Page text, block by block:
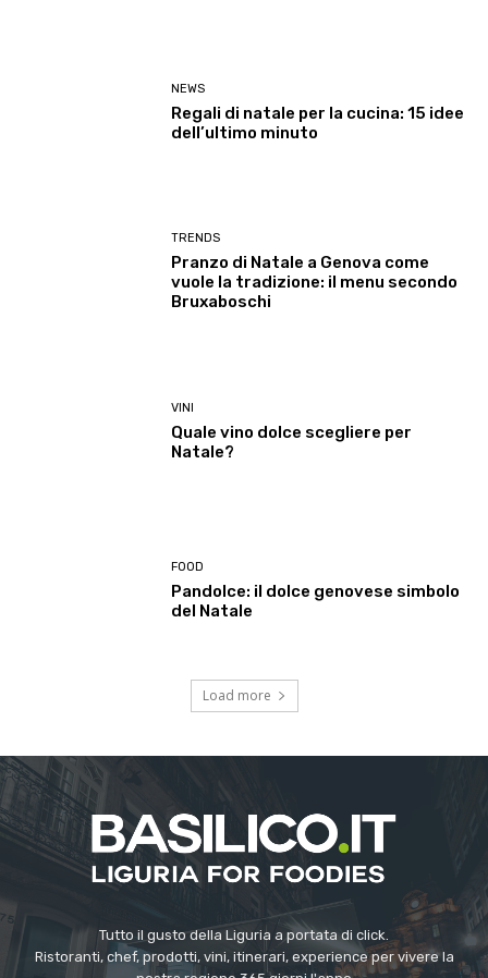
NEWS
Regali di natale per la cucina: 15 idee
dell’ultimo minuto
TRENDS
Pranzo di Natale a Genova come
vuole la tradizione: il menu secondo
Bruxaboschi
VINI
Quale vino dolce scegliere per
Natale?
FOOD
Pandolce: il dolce genovese simbolo
del Natale
Load more
Tutto il gusto della Liguria a portata di click.
Ristoranti, chef, prodotti, vini, itinerari, experience per vivere la